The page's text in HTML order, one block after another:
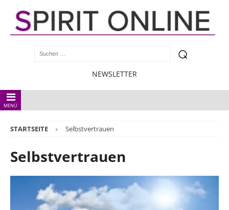
NEWSLETTER
MENÜ
STARTSEITE Selbstvertrauen
Selbstvertrauen